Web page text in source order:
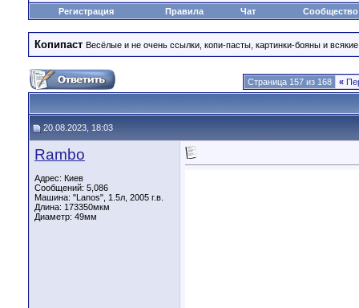
Регистрация Правила Чат Сообщество
Копипаст Весёлые и не очень ссылки, копи-пасты, картинки-бояны и
Страница 157 из 168 «
20.08.2023, 18:03
Rambo
Адрес: Киев
Сообщений: 5,086
Машина: "Lanos", 1.5л, 2005 г.в.
Длина: 173350мкм
Диаметр: 49мм